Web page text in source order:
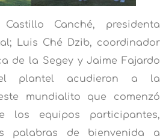
Canché, presidenta
Luis Ché Dzib, coordinador
de la Segey y Jaime Fajardo
plantel acudieron a la
mundialito que comenzó
los equipos participantes,
palabras de bienvenida a